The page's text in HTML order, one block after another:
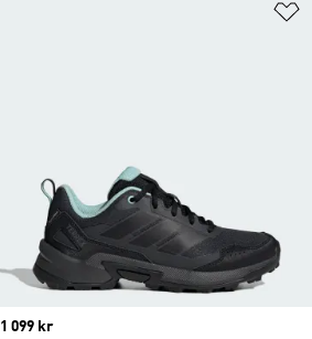
Price
1 099 kr